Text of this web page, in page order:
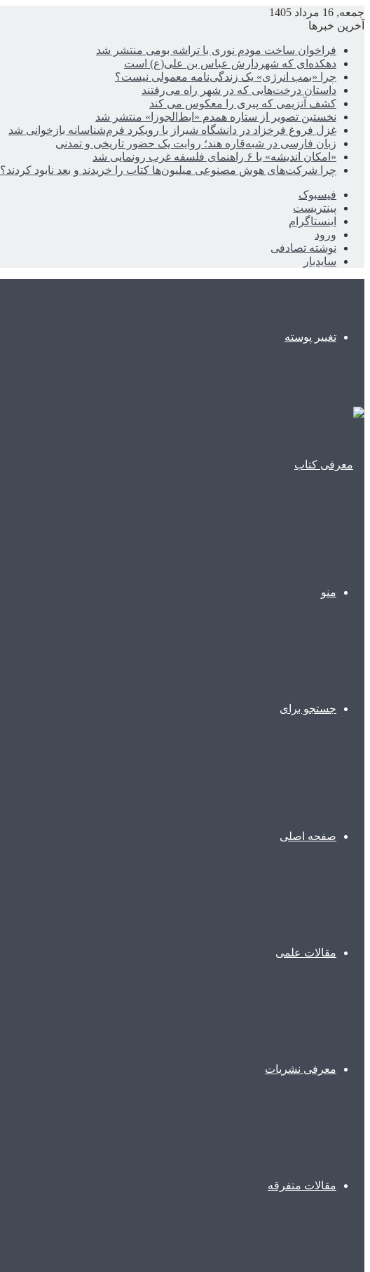
جمعه, 16 مرداد 1405
آخرین خبرها
فراخوان ساخت مودم نوری با تراشه بومی منتشر شد
دهکده‌ای که شهردارش عباس بن علی(ع) است
چرا «بمب انرژی» یک زندگی‌نامه معمولی نیست؟
داستان درخت‌هایی که در شهر راه می‌رفتند
کشف آنزیمی که پیری را معکوس می کند
نخستین تصویر از ستاره همدم «ابط‌الجوزا» منتشر شد
غزل فروغ فرخزاد در دانشگاه شیراز با رویکرد فرم‌شناسانه بازخوانی شد
زبان فارسی در شبه‌قاره هند؛ روایت یک حضور تاریخی و تمدنی
«امکان اندیشه» با ۶ راهنمای فلسفه غرب رونمایی شد
چرا شرکت‌های هوش مصنوعی میلیون‌ها کتاب را خریدند و بعد نابود کردند؟
فیسبوک
پینتریست
اینستاگرام
ورود
نوشته تصادفی
سایدبار
تغییر پوسته
منو
جستجو برای
صفحه اصلی
مقالات علمی
معرفی نشریات
مقالات متفرقه